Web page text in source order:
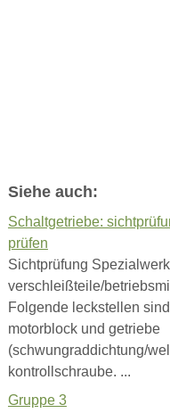
Siehe auch:
Schaltgetriebe:
prüfen
Sichtprüfung
verschleißteile/
Folgende leckstellen
motorblock und getriebe
(schwungraddichtung/
kontrollschraube. ...
Gruppe 3